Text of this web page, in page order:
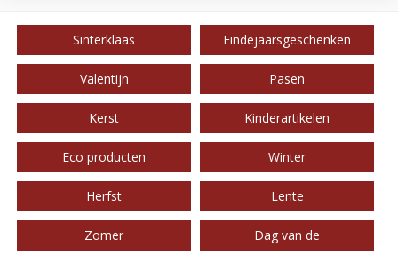
Sinterklaas Eindejaarsgeschenken
Valentijn Pasen
Kerst Kinderartikelen
Eco producten Winter
Herfst Lente
Zomer Dag van de